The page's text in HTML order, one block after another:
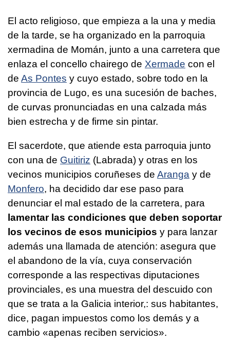
El acto religioso, que empieza a la una y media
de la tarde, se ha organizado en la parroquia
xermadina de Momán, junto a una carretera que
enlaza el concello chairego de Xermade con el
de As Pontes y cuyo estado, sobre todo en la
provincia de Lugo, es una sucesión de baches,
de curvas pronunciadas en una calzada más
bien estrecha y de firme sin pintar.
El sacerdote, que atiende esta parroquia junto
con una de Guitiriz (Labrada) y otras en los
vecinos municipios coruñeses de Aranga y de
Monfero, ha decidido dar ese paso para
denunciar el mal estado de la carretera, para
lamentar las condiciones que deben soportar
los vecinos de esos municipios y para lanzar
además una llamada de atención: asegura que
el abandono de la vía, cuya conservación
corresponde a las respectivas diputaciones
provinciales, es una muestra del descuido con
que se trata a la Galicia interior,: sus habitantes,
dice, pagan impuestos como los demás y a
cambio «apenas reciben servicios».